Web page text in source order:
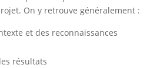
On y retrouve généralement :
et des reconnaissances
résultats